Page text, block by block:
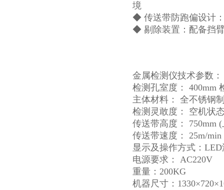
境
◆ 传送带防跑偏设计
◆ 剔除装置：配备挡
金属检测仪技术参数：
检测孔室度： 400mm
主体材料： 全不锈钢
检测灵敢度： 空机状
传送带高度： 750mm
传送带速度： 25m/min
显示及操作方式：
电源要求： AC220V
重量：200KG
机器尺寸：